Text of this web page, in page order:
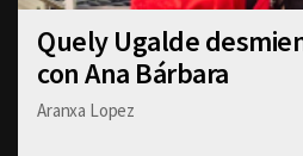
Quely Ugalde
con Ana Bárbara
Aranxa Lopez